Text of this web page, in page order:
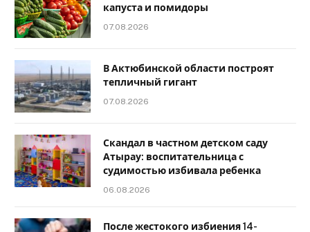
капуста и помидоры
07.08.2026
В Актюбинской области построят
тепличный гигант
07.08.2026
Скандал в частном детском саду
Атырау: воспитательница с
судимостью избивала ребенка
06.08.2026
После жестокого избиения 14-